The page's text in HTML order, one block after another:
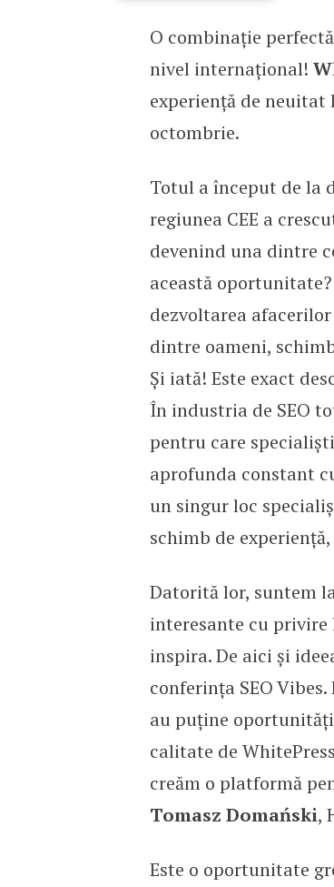
SEO Vibes, cea
O combinație
nivel internațional!
experiență de neuitat
octombrie.
Totul a început de la
regiunea CEE a
devenind una dintre
această
dezvoltarea
dintre oameni,
Și iată! Este exact
În industria de SEO
pentru care
aprofunda constant
un singur loc
schimb de
Datorită lor, suntem
interesante cu
inspira. De aici și
conferința SEO
au puține
calitate de
creăm o platformă
Tomasz Domański,
Este o oportunitate